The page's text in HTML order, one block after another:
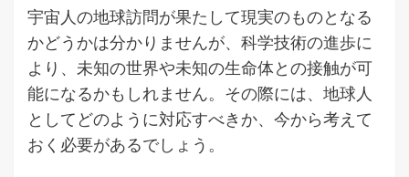
宇宙人の地球訪問が果たして現実のものとなる
かどうかは分かりませんが、科学技術の進歩に
より、未知の世界や未知の生命体との接触が可
能になるかもしれません。その際には、地球人
としてどのように対応すべきか、今から考えて
おく必要があるでしょう。